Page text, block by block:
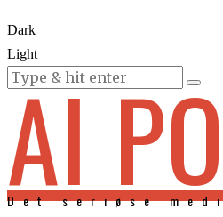
Dark
Light
KURSER
AI
Det seriøse